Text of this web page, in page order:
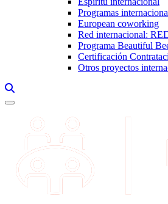
Programas
European coworking
Red internacional:
Programa Beautiful
Certificación
Otros proyectos